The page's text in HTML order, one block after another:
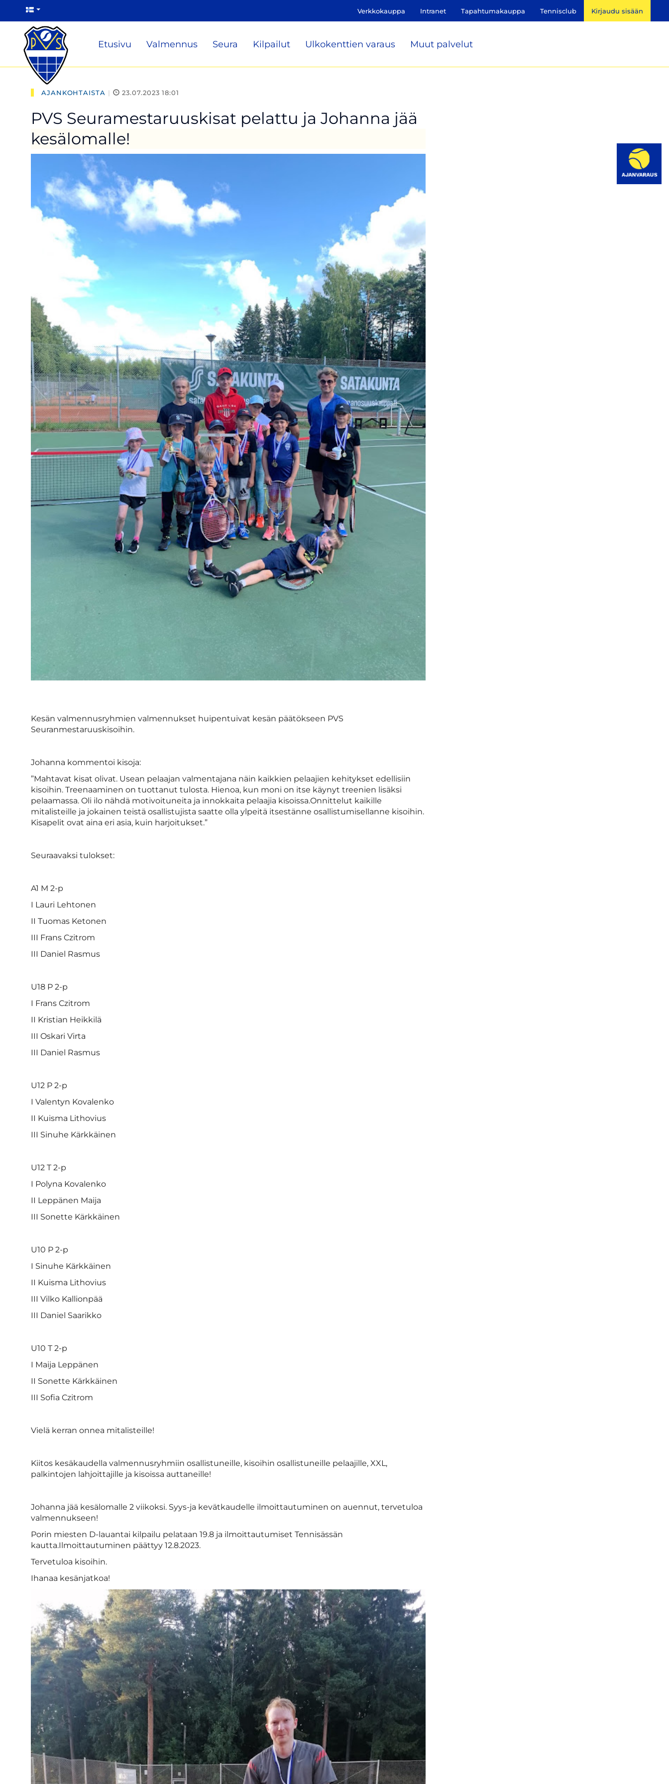
Verkkokauppa Intranet Tapahtumakauppa Tennisclub Kirjaudu sisään
Etusivu Valmennus Seura Kilpailut Ulkokenttien varaus Muut palvelut
AJANKOHTAISTA | 23.07.2023 18:01
PVS Seuramestaruuskisat pelattu ja Johanna jää
kesälomalle!
Kesän valmennusryhmien valmennukset huipentuivat kesän päätökseen PVS
Seuranmestaruuskisoihin.
Johanna kommentoi kisoja:
”Mahtavat kisat olivat. Usean pelaajan valmentajana näin kaikkien pelaajien kehitykset edellisiin
kisoihin. Treenaaminen on tuottanut tulosta. Hienoa, kun moni on itse käynyt treenien lisäksi
pelaamassa. Oli ilo nähdä motivoituneita ja innokkaita pelaajia kisoissa.Onnittelut kaikille
mitalisteille ja jokainen teistä osallistujista saatte olla ylpeitä itsestänne osallistumisellanne kisoihin.
Kisapelit ovat aina eri asia, kuin harjoitukset.”
Seuraavaksi tulokset:
A1 M 2-p
I Lauri Lehtonen
II Tuomas Ketonen
III Frans Czitrom
III Daniel Rasmus
U18 P 2-p
I Frans Czitrom
II Kristian Heikkilä
III Oskari Virta
III Daniel Rasmus
U12 P 2-p
I Valentyn Kovalenko
II Kuisma Lithovius
III Sinuhe Kärkkäinen
U12 T 2-p
I Polyna Kovalenko
II Leppänen Maija
III Sonette Kärkkäinen
U10 P 2-p
I Sinuhe Kärkkäinen
II Kuisma Lithovius
III Vilko Kallionpää
III Daniel Saarikko
U10 T 2-p
I Maija Leppänen
II Sonette Kärkkäinen
III Sofia Czitrom
Vielä kerran onnea mitalisteille!
Kiitos kesäkaudella valmennusryhmiin osallistuneille, kisoihin osallistuneille pelaajille, XXL,
palkintojen lahjoittajille ja kisoissa auttaneille!
Johanna jää kesälomalle 2 viikoksi. Syys-ja kevätkaudelle ilmoittautuminen on auennut, tervetuloa
valmennukseen!
Porin miesten D-lauantai kilpailu pelataan 19.8 ja ilmoittautumiset Tennisässän
kautta.Ilmoittautuminen päättyy 12.8.2023.
Tervetuloa kisoihin.
Ihanaa kesänjatkoa!